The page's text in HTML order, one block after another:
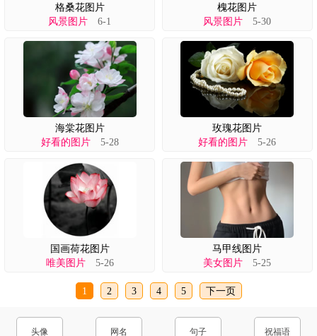
格桑花图片
风景图片 6-1
槐花图片
风景图片 5-30
海棠花图片
好看的图片5-28
玫瑰花图片
好看的图片 5-26
国画荷花图片
唯美图片5-26
马甲线图片
美女图片 5-25
1 2 3 4 5 下一页
头像 网名 句子 祝福语